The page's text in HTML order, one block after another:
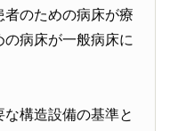
のための病床が療
病床が一般病床に
構造設備の基準と